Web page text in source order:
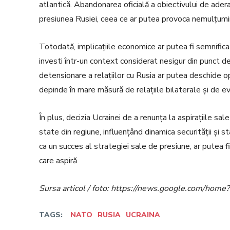
atlantică. Abandonarea oficială a obiectivului de
presiunea Rusiei, ceea ce ar putea provoca
Totodată, implicațiile economice ar putea fi
investi într-un context considerat nesigur din punct
detensionare a relațiilor cu Rusia ar putea deschide
depinde în mare măsură de relațiile bilaterale și de
În plus, decizia Ucrainei de a renunța la aspirațiile
state din regiune, influențând dinamica securității și
ca un succes al strategiei sale de presiune, ar
care aspiră
Sursa articol / foto: https://news.google.com/
TAGS: NATO RUSIA UCRAINA